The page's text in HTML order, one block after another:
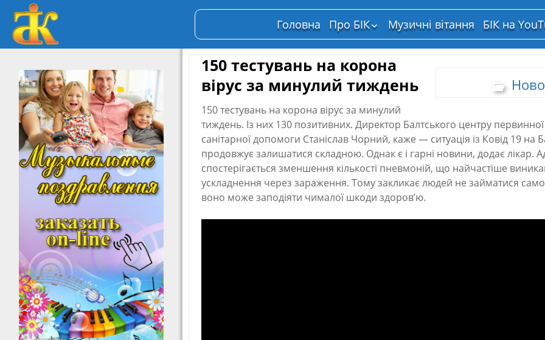
Головна
Про БІК
Структура власності
Музичні вітання БІК на
150 тестувань на корона
вірус за минулий тиждень
150 тестувань на корона вірус за минулий
тиждень. Із них 130 позитивних. Директор Балтського центру
санітарної допомоги Станіслав Чорний, каже — ситуація із Ковід 19 на
продовжує залишатися складною. Однак є і гарні новини, додає лікар.
спостерігається зменшення кількості пневмоній, що найчастіше
ускладнення через зараження. Тому закликає людей не займатися
воно може заподіяти чималої шкоди здоров’ю.